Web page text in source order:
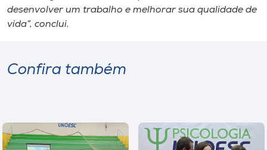
desenvolver um trabalho e melhorar sua qualidade de
vida”, conclui.
Confira também